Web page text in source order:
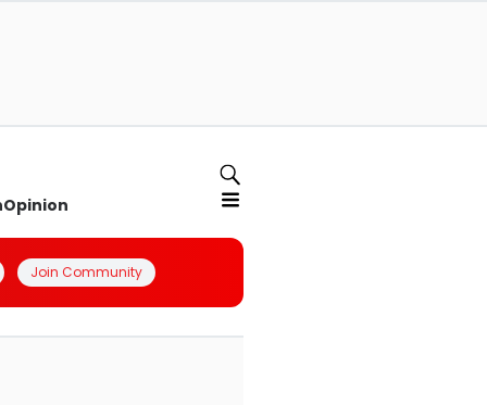
Opinion
Join Community